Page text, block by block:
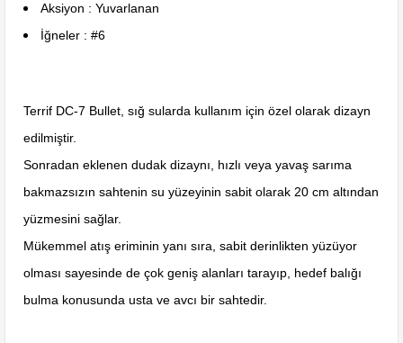
Aksiyon : Yuvarlanan
İğneler : #6
Terrif DC-7 Bullet, sığ sularda kullanım için özel olarak dizayn
edilmiştir.
Sonradan eklenen dudak dizaynı, hızlı veya yavaş sarıma
bakmazsızın sahtenin su yüzeyinin sabit olarak 20 cm altından
yüzmesini sağlar.
Mükemmel atış eriminin yanı sıra, sabit derinlikten yüzüyor
olması sayesinde de çok geniş alanları tarayıp, hedef balığı
bulma konusunda usta ve avcı bir sahtedir.